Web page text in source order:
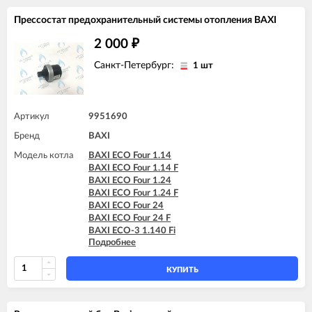
BAXI MAIN Four 240 F (белая панель)
Прессостат предохранительный системы отопления BAXI
2 000 ₽
Санкт-Петербург: 1 шт
Артикул 9951690
Бренд BAXI
Модель котла
BAXI ECO Four 1.14
BAXI ECO Four 1.14 F
BAXI ECO Four 1.24
BAXI ECO Four 1.24 F
BAXI ECO Four 24
BAXI ECO Four 24 F
BAXI ECO-3 1.140 Fi
BAXI ECO-3 1.240 Fi
BAXI ECO-3 240 Fi
BAXI ECO-3 280 Fi
Подробнее
КУПИТЬ